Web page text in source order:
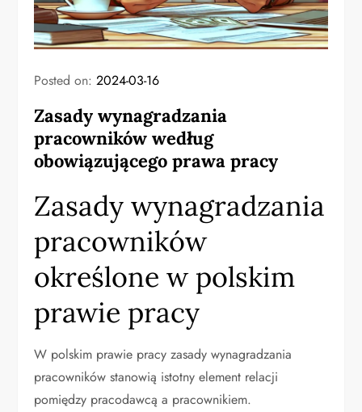
Posted on:2024-03-16
Zasady wynagradzania
pracowników według
obowiązującego prawa pracy
Zasady wynagradzania
pracowników
określone w polskim
prawie pracy
W polskim prawie pracy zasady wynagradzania
pracowników stanowią istotny element relacji
pomiędzy pracodawcą a pracownikiem.